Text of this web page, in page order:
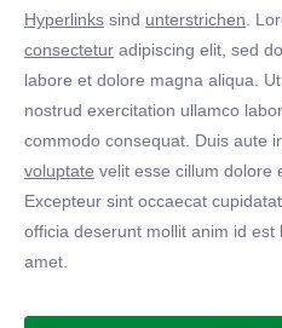
Hyperlinks sind unterstrichen .
consectetur adipiscing elit, sed
labore et dolore magna aliqua.
nostrud exercitation ullamco
commodo consequat. Duis aute
voluptate velit esse cillum dolore
Excepteur sint occaecat
officia deserunt mollit anim id
amet.